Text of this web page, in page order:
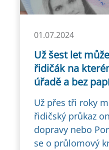
01.07.2024
Už šest let
řidičák na
úřadě a bez
Už přes tři roky
řidičský průkaz
dopravy nebo
se o průlomový